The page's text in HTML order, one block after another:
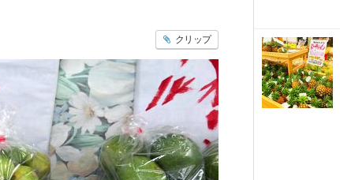
クリップ